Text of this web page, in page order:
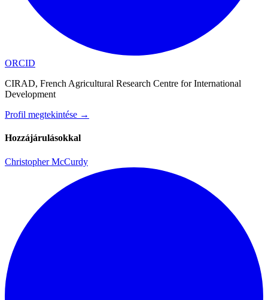
ORCID
CIRAD, French Agricultural Research Centre for International
Development
Profil megtekintése →
Hozzájárulásokkal
Christopher McCurdy